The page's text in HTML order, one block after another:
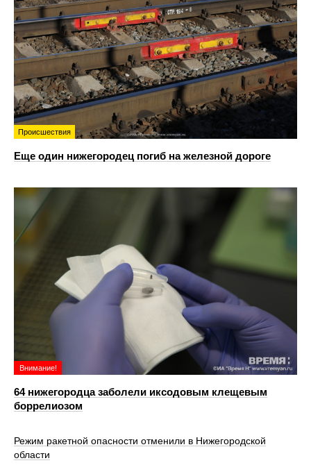
Происшествия
Еще один нижегородец погиб на железной дороге
Внимание!
64 нижегородца заболели иксодовым клещевым
боррелиозом
Режим ракетной опасности отменили в Нижегородской
области